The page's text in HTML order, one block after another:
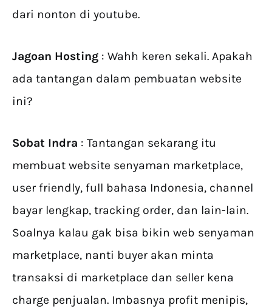
dari nonton di youtube.
Jagoan Hosting : Wahh keren sekali. Apakah
ada tantangan dalam pembuatan website
ini?
Sobat Indra : Tantangan sekarang itu
membuat website senyaman marketplace,
user friendly, full bahasa Indonesia, channel
bayar lengkap, tracking order, dan lain-lain.
Soalnya kalau gak bisa bikin web senyaman
marketplace, nanti buyer akan minta
transaksi di marketplace dan seller kena
charge penjualan. Imbasnya profit menipis,